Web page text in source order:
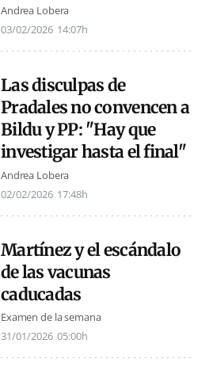
Andrea Lobera
03/02/2026 14:07h
Las disculpas de
Pradales no convencen a
Bildu y PP: "Hay que
investigar hasta el final"
Andrea Lobera
02/02/2026 17:48h
Martínez y el escándalo
de las vacunas
caducadas
Examen de la semana
31/01/2026 05:00h